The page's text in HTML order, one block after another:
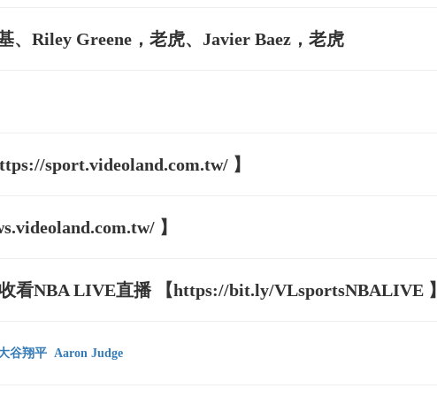
、Riley Greene，老虎、Javier Baez，老虎
sport.videoland.com.tw/ 】
】
看NBA LIVE直播 【https://bit.ly/VLsportsNBALIVE 】
谷翔平 Aaron Judge